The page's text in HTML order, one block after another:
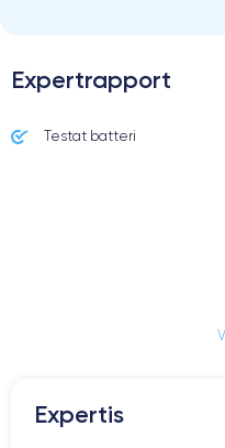
Expertrapport
Testat batteri
Expertis